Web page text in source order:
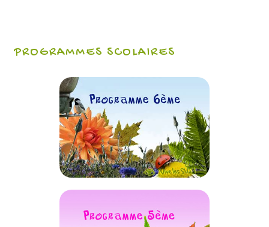
PROGRAMMES SCOLAIRES